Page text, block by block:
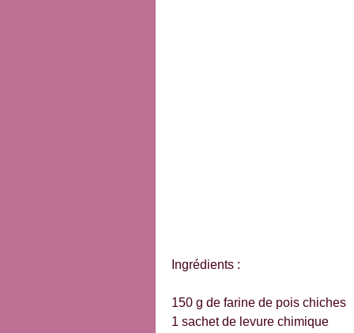
Ingrédients :
150 g de farine de pois chiches
1 sachet de levure chimique